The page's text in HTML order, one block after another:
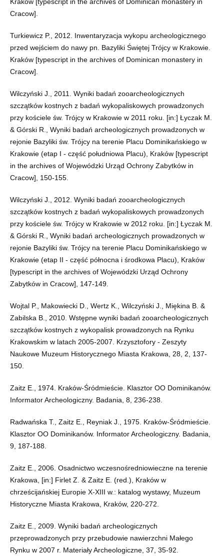
Cracow].
Turkiewicz P., 2012. Inwentaryzacja wykopu archeologicznego
przed wejściem do nawy pn. Bazyliki Świętej Trójcy w Krakowie.
Kraków [typescript in the archives of Dominican monastery in
Cracow].
Wilczyński J., 2011. Wyniki badań zooarcheologicznych
szczątków kostnych z badań wykopaliskowych prowadzonych
przy kościele św. Trójcy w Krakowie w 2011 roku. [in:] Łyczak M.
& Górski R., Wyniki badań archeologicznych prowadzonych w
rejonie Bazyliki św. Trójcy na terenie Placu Dominikańskiego w
Krakowie (etap I - część południowa Placu), Kraków [typescript
in the archives of Wojewódzki Urząd Ochrony Zabytków in
Cracow], 150-155.
Wilczyński J., 2012. Wyniki badań zooarcheologicznych
szczątków kostnych z badań wykopaliskowych prowadzonych
przy kościele św. Trójcy w Krakowie w 2012 roku. [in:] Łyczak M.
& Górski R., Wyniki badań archeologicznych prowadzonych w
rejonie Bazyliki św. Trójcy na terenie Placu Dominikańskiego w
Krakowie (etap II - część północna i środkowa Placu), Kraków
[typescript in the archives of Wojewódzki Urząd Ochrony
Zabytków in Cracow], 147-149.
Wojtal P., Makowiecki D., Wertz K., Wilczyński J., Miękina B. &
Zabilska B., 2010. Wstępne wyniki badań zooarcheologicznych
szczątków kostnych z wykopalisk prowadzonych na Rynku
Krakowskim w latach 2005-2007. Krzysztofory - Zeszyty
Naukowe Muzeum Historycznego Miasta Krakowa, 28, 2, 137-
150.
Zaitz E., 1974. Kraków-Śródmieście. Klasztor OO Dominikanów.
Informator Archeologiczny. Badania, 8, 236-238.
Radwańska T., Zaitz E., Reyniak J., 1975. Kraków-Śródmieście.
Klasztor OO Dominikanów. Informator Archeologiczny. Badania,
9, 187-188.
Zaitz E., 2006. Osadnictwo wczesnośredniowieczne na terenie
Krakowa, [in:] Firlet Z. & Zaitz E. (red.), Kraków w
chrześcijańskiej Europie X-XIII w.: katalog wystawy, Muzeum
Historyczne Miasta Krakowa, Kraków, 220-272.
Zaitz E., 2009. Wyniki badań archeologicznych
przeprowadzonych przy przebudowie nawierzchni Małego
Rynku w 2007 r. Materiały Archeologiczne, 37, 35-92.